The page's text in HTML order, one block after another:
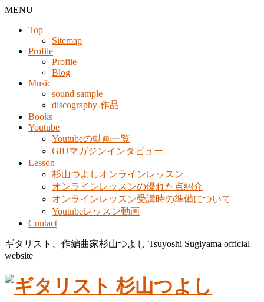
MENU
Top
Sitemap
Profile
Profile
Blog
Music
sound sample
discography-作品
Books
Youtube
Youtubeの動画一覧
GIUマガジンインタビュー
Lesson
杉山つよしオンラインレッスン
オンラインレッスンの優れた点紹介
オンラインレッスン受講時の準備について
Youtubeレッスン動画
Contact
ギタリスト、作編曲家杉山つよし Tsuyoshi Sugiyama official
website